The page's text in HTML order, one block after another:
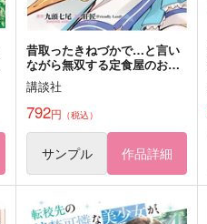
昔取ったきねづかで…と言い
ながら無双する定食屋のおっ
さん、実は伝説のダンジョン
攻略者 1
講談社
792円 （税込）
サンプル 作品詳細